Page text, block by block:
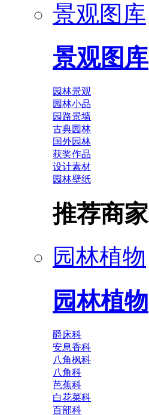
景观图库
景观图库
园林景观
园林小品
园路景墙
古典园林
国外园林
获奖作品
设计素材
园林壁纸
推荐商家
园林植物
园林植物
爵床科
安息香科
八角枫科
八角科
芭蕉科
白花菜科
百部科